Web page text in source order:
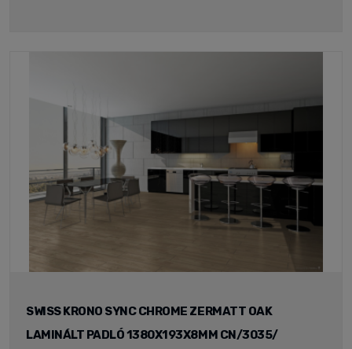
SWISS KRONO SYNC CHROME ZERMATT OAK
LAMINÁLT PADLÓ 1380X193X8MM CN/3035/